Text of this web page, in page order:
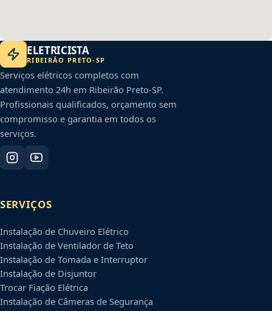
ELETRICISTA
RIBEIRÃO PRETO-SP
Serviços elétricos completos com
atendimento 24h em Ribeirão Preto-SP.
Profissionais qualificados, orçamento sem
compromisso e garantia em todos os
serviços.
SERVIÇOS
Instalação de Chuveiro Elétrico
Instalação de Ventilador de Teto
Instalação de Tomada e Interruptor
Instalação de Disjuntor
Trocar Fiação Elétrica
Instalação de Câmeras de Segurança